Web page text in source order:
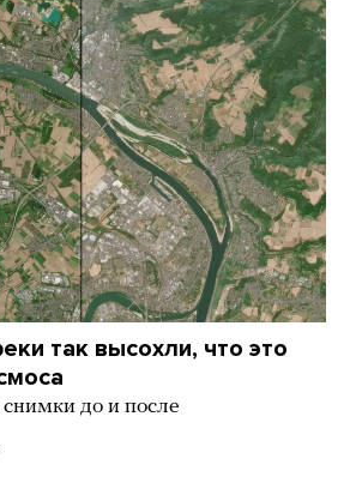
так высохли, что это
до и после